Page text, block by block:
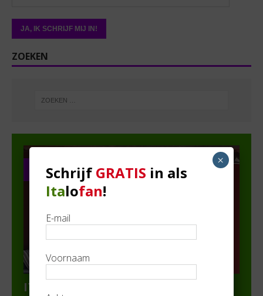
ZOEKEN
PARTNER IN DE SPOTS
ITALIEwijnen.nl
Schrijf GRATIS in als
Italofan!
E-mail
Voornaam
×